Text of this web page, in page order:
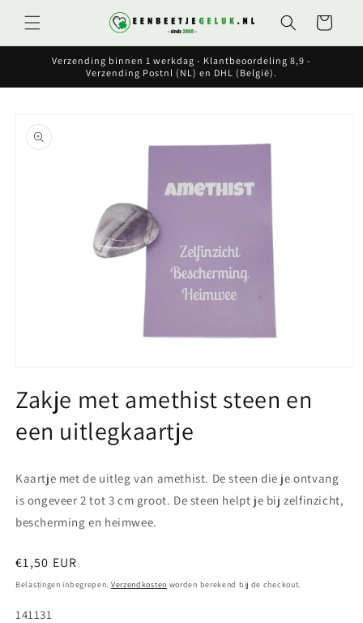
naar de
content
Winkelwagen
Verzending binnen 1 werkdag - Klantbeoordeling 8,9 -
Verzending Postnl (NL) en DHL (België).
direct naar
openen
in
Zakje met amethist steen en
een uitlegkaartje
Kaartje met de uitleg van amethist. De steen die je ontvang
is ongeveer 2 tot 3 cm groot. De steen helpt je bij zelfinzicht,
bescherming en heimwee.
Normale
prijs
€1,50 EUR
Belastingen inbegrepen. Verzendkosten worden berekend bij de checkout.
SKU:
141131